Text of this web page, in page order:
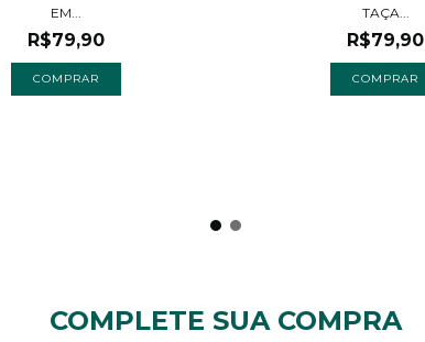
EM...
R$79,90
COMPRAR
TAÇA...
R$79,90
COMPRAR
COMPLETE SUA COMPRA